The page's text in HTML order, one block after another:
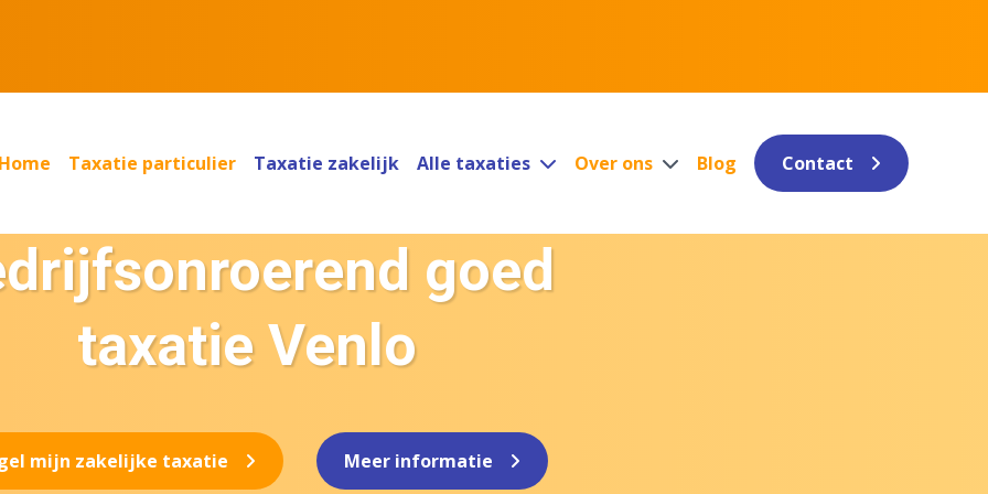
Home Taxatie particulier Taxatie zakelijk Alle taxaties Over ons Blog Contact
goed
taxatie Venlo
mijn zakelijke taxatie Meer informatie